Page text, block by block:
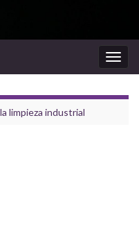
la
limpieza industrial